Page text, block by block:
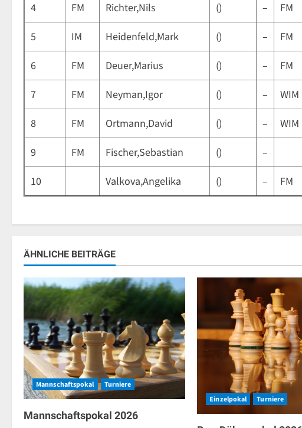
4 FM Richter,Nils () – FM
5 IM Heidenfeld,Mark () – FM
6 FM Deuer,Marius () – FM
7 FM Neyman,Igor () – WIM
8 FM Ortmann,David () – WIM
9 FM Fischer,Sebastian () –
10 Valkova,Angelika () – FM
ÄHNLICHE BEITRÄGE
Mannschaftspokal Turniere
Mannschaftspokal 2026
Einzelpokal Turniere